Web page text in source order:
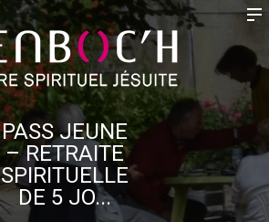
PASS JEUNE
– RETRAITE
SPIRITUELLE
DE 5 JO...